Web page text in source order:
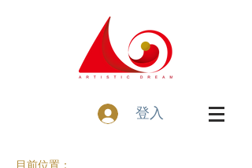
登入
目前位置：